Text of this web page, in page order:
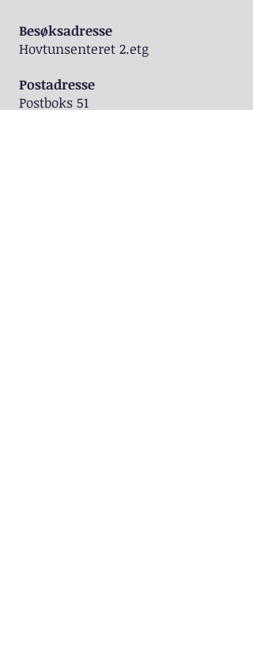
Besøksadresse
Hovtunsenteret 2.etg
Postadresse
Postboks 51